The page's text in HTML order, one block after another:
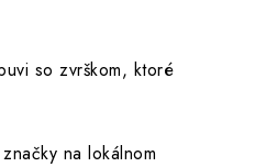
so zvrškom, ktoré
na lokálnom